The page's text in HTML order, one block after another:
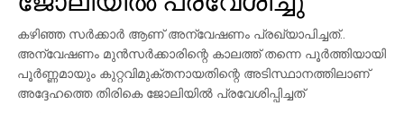
കഴിഞ്ഞ സര്‍ക്കാര്‍ ആണ് അന്വേഷണം പ്രഖ്യാപിച്ചത്..
അന്വേഷണം മുന്‍സര്‍ക്കാരിന്റെ കാലത്ത് തന്നെ പൂര്‍ത്തിയായി
പൂര്‍ണ്ണമായും കുറ്റവിമുക്തനായതിന്റെ അടിസ്ഥാനത്തിലാണ്
അദ്ദേഹത്തെ തിരികെ ജോലിയില്‍ പ്രവേശിപ്പിച്ചത്